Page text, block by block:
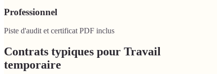
Professionnel
Piste d'audit et certificat PDF inclus
Contrats typiques pour Travail
temporaire